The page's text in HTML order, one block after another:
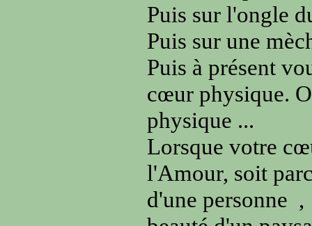
Puis sur l'ongle
Puis sur une
Puis à présent
cœur physique.
physique ...
Lorsque votre
l'Amour, soit
d'une personne ,